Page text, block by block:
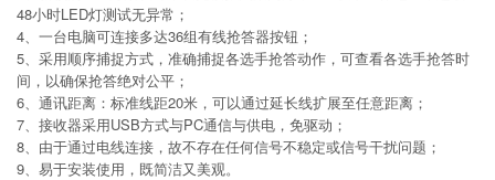
48小时LED灯测试无异常；
4、一台电脑可连接多达36组有线抢答器按钮；
5、采用顺序捕捉方式，准确捕捉各选手抢答动作，可查看各选手抢答时
间，以确保抢答绝对公平；
6、通讯距离：标准线距20米，可以通过延长线扩展至任意距离；
7、接收器采用USB方式与PC通信与供电，免驱动；
8、由于通过电线连接，故不存在任何信号不稳定或信号干扰问题；
9、易于安装使用，既简洁又美观。